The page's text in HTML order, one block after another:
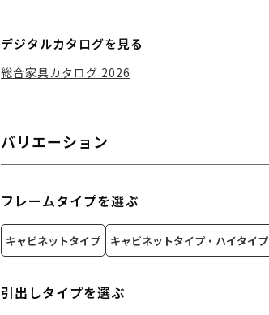
デジタルカタログを見る
総合家具カタログ 2026
バリエーション
フレームタイプを選ぶ
キャビネットタイプ キャビネットタイプ・ハイタイプ
引出しタイプを選ぶ